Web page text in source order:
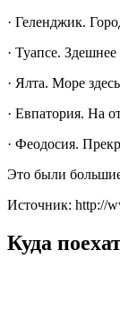
· Геленджик.
· Туапсе.
· Ялта. Море
· Евпатория. На
· Феодосия.
Это были
Источник: http://
Куда